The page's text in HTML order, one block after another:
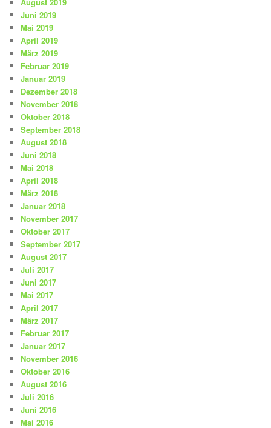
August 2019
Juni 2019
Mai 2019
April 2019
März 2019
Februar 2019
Januar 2019
Dezember 2018
November 2018
Oktober 2018
September 2018
August 2018
Juni 2018
Mai 2018
April 2018
März 2018
Januar 2018
November 2017
Oktober 2017
September 2017
August 2017
Juli 2017
Juni 2017
Mai 2017
April 2017
März 2017
Februar 2017
Januar 2017
November 2016
Oktober 2016
August 2016
Juli 2016
Juni 2016
Mai 2016